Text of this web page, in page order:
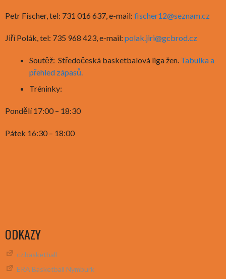
Petr Fischer, tel: 731 016 637, e-mail: fischer12@seznam.cz
Jiří Polák, tel: 735 968 423, e-mail: polak.jiri@gcbrod.cz
Soutěž: Středočeská basketbalová liga žen. Tabulka a
přehled zápasů.
Tréninky:
Pondělí 17:00 – 18:30
Pátek 16:30 – 18:00
ODKAZY
cz.basketball
ERA Basketball Nymburk